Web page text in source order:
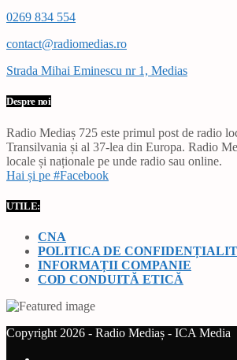
0269 834 554
contact@radiomedias.ro
Strada Mihai Eminescu nr 1, Medias
Despre noi
Radio Mediaș 725 este primul post de radio
Transilvania și al 37-lea din Europa. Radio
locale și naționale pe unde radio sau online.
Hai și pe #Facebook
UTILE:
CNA
POLITICA DE
INFORMAȚII COMPANIE
COD CONDUITĂ ETICĂ
Copyright 2026 - Radio Mediaș - ICA Media